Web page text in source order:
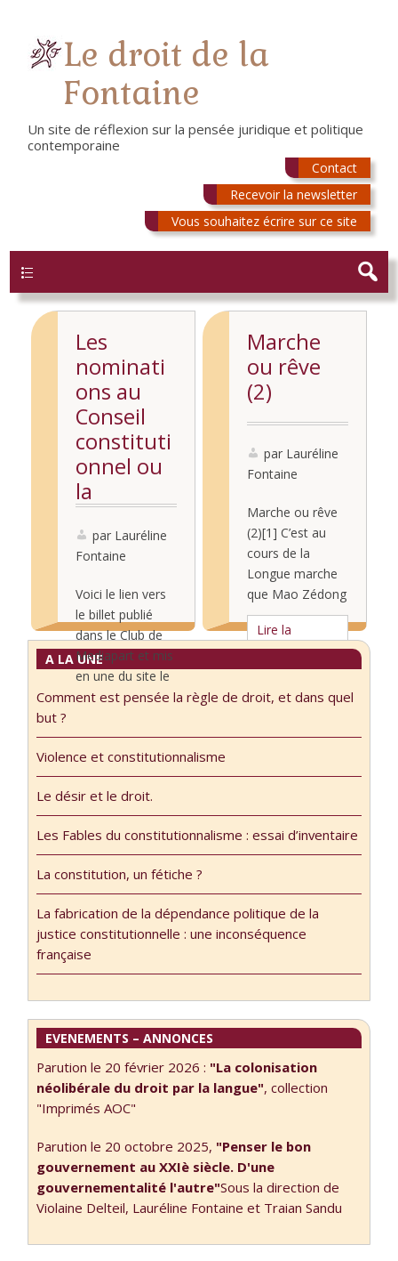
Le droit de la
Fontaine
Un site de réflexion sur la pensée juridique et politique
contemporaine
Contact
Recevoir la newsletter
Vous souhaitez écrire sur ce site
Les
nominati
ons au
Conseil
constituti
onnel ou
la
neutralisa
tion du
texte
constituti
onnel
par Lauréline
Fontaine
Voici le lien vers
le billet publié
dans le Club de
Mediapart et mis
en une du site le
1er février 2025.
sujet mon
passage dans La
Question du jour
sur France
Culture le 10
février Le texte
du billet : Notre
avenir
ne s’annonce pas
des plus radieux.
…
Marche
ou rêve
(2)
par Lauréline
Fontaine
Marche ou rêve
(2)[1] C’est au
cours de la
Longue marche
que Mao Zédong
s’imposa comme
le leader des
conduisit à la
marche fut
beaucoup. Il y a
tout ce qu’il y a
de plus anodin
dans le quotidien
…
Lire la
suite...
A LA UNE
Comment est pensée la règle de droit, et dans quel
but ?
Violence et constitutionnalisme
Le désir et le droit.
Les Fables du constitutionnalisme : essai d’inventaire
La constitution, un fétiche ?
La fabrication de la dépendance politique de la
justice constitutionnelle : une inconséquence
française
EVENEMENTS – ANNONCES
Parution le 20 février 2026 : "La colonisation
néolibérale du droit par la langue", collection
"Imprimés AOC"
Parution le 20 octobre 2025, "Penser le bon
gouvernement au XXIè siècle. D'une
gouvernementalité l'autre"Sous la direction de
Violaine Delteil, Lauréline Fontaine et Traian Sandu